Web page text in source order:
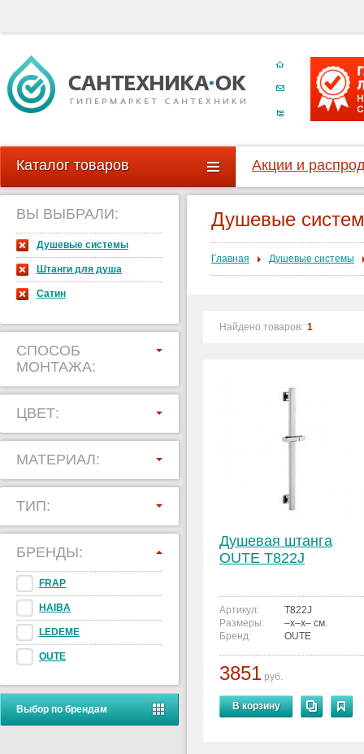
Каталог товаров Акции и
ВЫ ВЫБРАЛИ:
Душевые системы
Штанги для душа
Сатин
СПОСОБ
МОНТАЖА:
ЦВЕТ:
МАТЕРИАЛ:
ТИП:
БРЕНДЫ:
FRAP
HAIBA
LEDEME
OUTE
Выбор по брендам
Душевые
Главная Душевые системы
Найдено товаров: 1
Душевая штанга
OUTE T822J
Артикул:
T822J
Размеры:
–x–x– см.
Бренд:
OUTE
3851 руб.
В корзину